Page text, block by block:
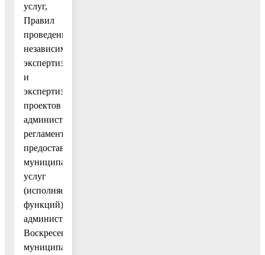
услуг,
Правил
проведения
независимой
экспертизы
и
экспертизы
проектов
административных
регламентов
предоставления
муниципальных
услуг
(исполняемых
функций)
администрации
Воскресенского
муниципального